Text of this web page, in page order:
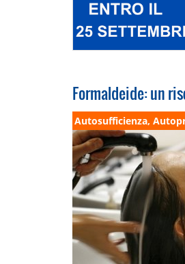
Formaldeide: un
Autosufficienza,